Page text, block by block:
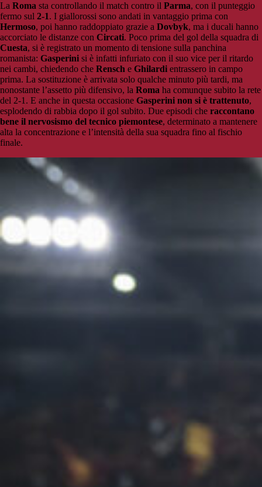
La Roma sta controllando il match contro il Parma, con il punteggio
fermo sul 2-1. I giallorossi sono andati in vantaggio prima con
Hermoso, poi hanno raddoppiato grazie a Dovbyk, ma i ducali hanno
accorciato le distanze con Circati. Poco prima del gol della squadra di
Cuesta, si è registrato un momento di tensione sulla panchina
romanista: Gasperini si è infatti infuriato con il suo vice per il ritardo
nei cambi, chiedendo che Rensch e Ghilardi entrassero in campo
prima. La sostituzione è arrivata solo qualche minuto più tardi, ma
nonostante l’assetto più difensivo, la Roma ha comunque subito la rete
del 2-1. E anche in questa occasione Gasperini non si è trattenuto,
esplodendo di rabbia dopo il gol subito. Due episodi che raccontano
bene il nervosismo del tecnico piemontese, determinato a mantenere
alta la concentrazione e l’intensità della sua squadra fino al fischio
finale.